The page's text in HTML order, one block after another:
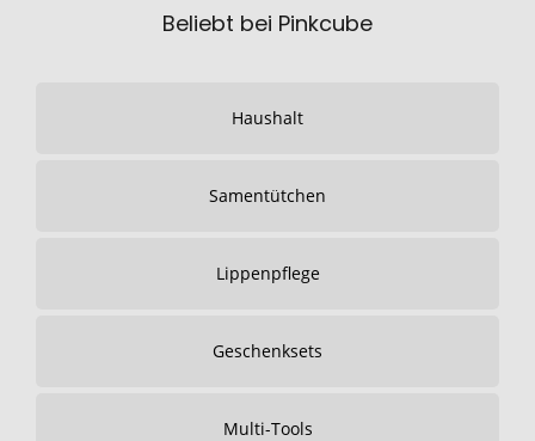
Beliebt bei Pinkcube
Haushalt
Samentütchen
Lippenpflege
Geschenksets
Multi-Tools